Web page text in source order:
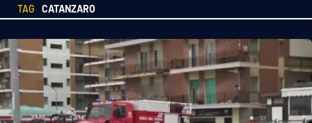
Cultura
Economia e Lavoro
TAG CATANZARO